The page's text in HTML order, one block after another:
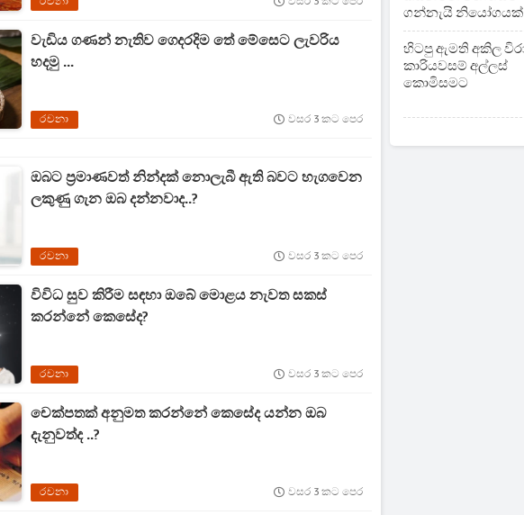
වැඩිය ගණන් නැතිව ගෙදරදිම තේ මේසෙට ලැවරිය
හදමු ...
රචනා වසර 3 කට පෙර
ඔබට ප්‍රමාණවත් නින්දක් නොලැබී ඇති බවට හැගවෙන
ලකුණු ගැන ඔබ දන්නවාද..?
රචනා වසර 3 කට පෙර
විවිධ සුව කිරීම සඳහා ඔබේ මොළය නැවත සකස්
කරන්නේ කෙසේද?
රචනා වසර 3 කට පෙර
චෙක්පතක් අනුමත කරන්නේ කෙසේද යන්න ඔබ
දැනුවත්ද ..?
රචනා වසර 3 කට පෙර
ගන්නැයි නියෝගයක්
හිටපු ඇමති අකිල
කාරියවසම් අල්ලස්
කොමිසමට